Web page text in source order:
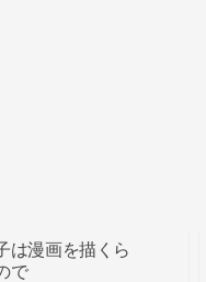
は漫画を描くら
で